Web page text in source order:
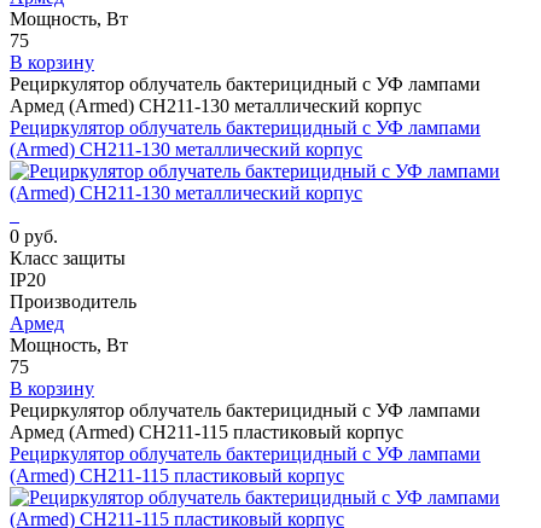
Мощность, Вт
75
В корзину
Рециркулятор облучатель бактерицидный с УФ лампами
Армед (Armed) СH211-130 металлический корпус
Рециркулятор облучатель бактерицидный с УФ лампами
(Armed) СH211-130 металлический корпус
0 руб.
Класс защиты
IP20
Производитель
Армед
Мощность, Вт
75
В корзину
Рециркулятор облучатель бактерицидный с УФ лампами
Армед (Armed) СH211-115 пластиковый корпус
Рециркулятор облучатель бактерицидный с УФ лампами
(Armed) СH211-115 пластиковый корпус